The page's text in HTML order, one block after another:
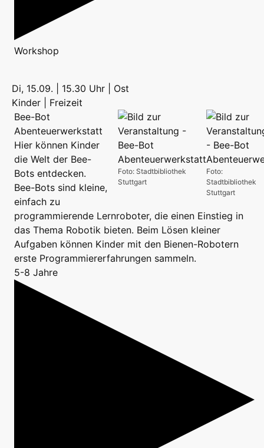
Workshop
Di, 15.09. | 15.30 Uhr | Ost
Kinder | Freizeit
Foto:
Stadtbibliothek
Stuttgart
Foto: Stadtbibliothek
Stuttgart
Bee-Bot
Abenteuerwerkstatt
Hier können Kinder
die Welt der Bee-
Bots entdecken.
Bee-Bots sind kleine,
einfach zu
programmierende Lernroboter, die einen Einstieg in
das Thema Robotik bieten. Beim Lösen kleiner
Aufgaben können Kinder mit den Bienen-Robotern
erste Programmiererfahrungen sammeln.
5-8 Jahre